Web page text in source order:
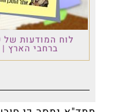
לוח המודעות של
ברחבי הארץ